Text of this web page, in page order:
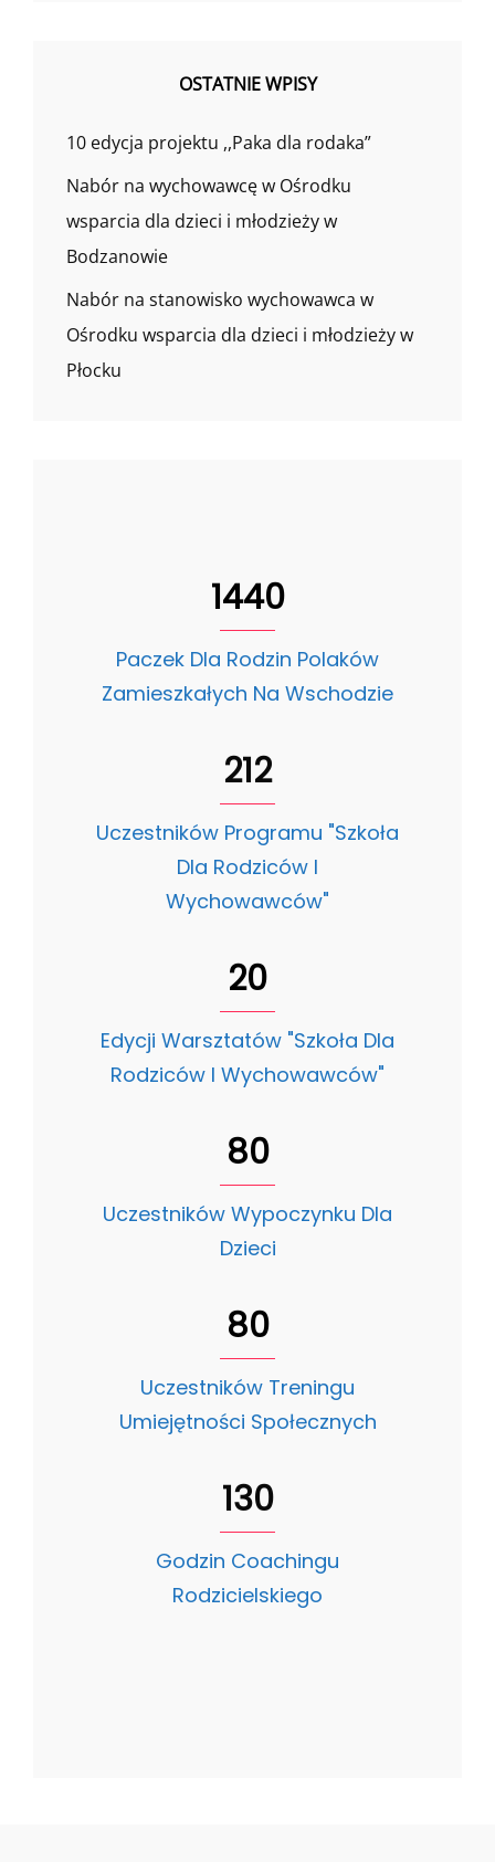
OSTATNIE WPISY
10 edycja projektu ,,Paka dla rodaka”
Nabór na wychowawcę w Ośrodku
wsparcia dla dzieci i młodzieży w
Bodzanowie
Nabór na stanowisko wychowawca w
Ośrodku wsparcia dla dzieci i młodzieży w
Płocku
1440
Paczek Dla Rodzin Polaków
Zamieszkałych Na Wschodzie
212
Uczestników Programu "Szkoła
Dla Rodziców I
Wychowawców"
20
Edycji Warsztatów "Szkoła Dla
Rodziców I Wychowawców"
80
Uczestników Wypoczynku Dla
Dzieci
80
Uczestników Treningu
Umiejętności Społecznych
130
Godzin Coachingu
Rodzicielskiego